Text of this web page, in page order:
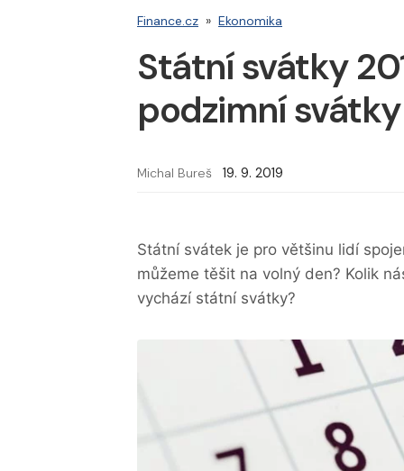
Finance.cz » Ekonomika
Státní svátky
podzimní
Michal Bureš 19. 9. 2019
Státní svátek je pro většinu lidí
můžeme těšit na volný den? Kolik
vychází státní svátky?